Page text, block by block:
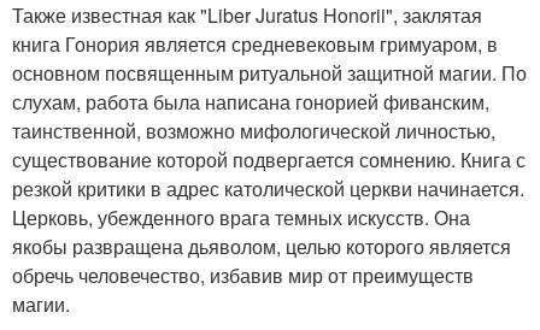
Также известная как "Liber Juratus Honorii", заклятая
книга Гонория является средневековым гримуаром, в
основном посвященным ритуальной защитной магии. По
слухам, работа была написана гонорией фиванским,
таинственной, возможно мифологической личностью,
существование которой подвергается сомнению. Книга с
резкой критики в адрес католической церкви начинается.
Церковь, убежденного врага темных искусств. Она
якобы развращена дьяволом, целью которого является
обречь человечество, избавив мир от преимуществ
магии.